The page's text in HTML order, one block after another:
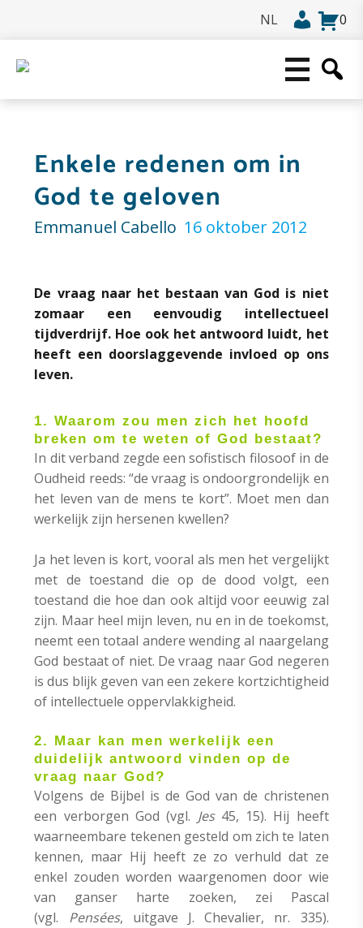
0
Enkele redenen om in
God te geloven
Emmanuel Cabello 16 oktober 2012
De vraag naar het bestaan van God is niet
zomaar een eenvoudig intellectueel
tijdverdrijf. Hoe ook het antwoord luidt, het
heeft een doorslaggevende invloed op ons
leven.
1. Waarom zou men zich het hoofd
breken om te weten of God bestaat?
In dit verband zegde een sofistisch filosoof in de
Oudheid reeds: “de vraag is ondoorgrondelijk en
het leven van de mens te kort”. Moet men dan
werkelijk zijn hersenen kwellen?
Ja het leven is kort, vooral als men het vergelijkt
met de toestand die op de dood volgt, een
toestand die hoe dan ook altijd voor eeuwig zal
zijn. Maar heel mijn leven, nu en in de toekomst,
neemt een totaal andere wending al naargelang
God bestaat of niet. De vraag naar God negeren
is dus blijk geven van een zekere kortzichtigheid
of intellectuele oppervlakkigheid.
2. Maar kan men werkelijk een
duidelijk antwoord vinden op de
vraag naar God?
Volgens de Bijbel is de God van de christenen
een verborgen God (vgl. Jes45, 15). Hij heeft
waarneembare tekenen gesteld om zich te laten
kennen, maar Hij heeft ze zo verhuld dat ze
enkel zouden worden waargenomen door wie
van ganser harte zoeken, zei Pascal
(vgl. Pensées, uitgave J. Chevalier, nr. 335).